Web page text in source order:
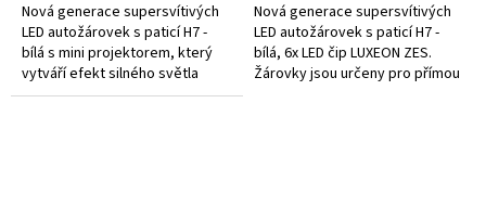
Nová generace supersvítivých
LED autožárovek s paticí H7 -
bílá s mini projektorem, který
vytváří efekt silného světla
stejně jako u originálních
Nová generace supersvítivých
LED autožárovek s paticí H7 -
bílá, 6x LED čip LUXEON ZES.
Žárovky jsou určeny pro přímou